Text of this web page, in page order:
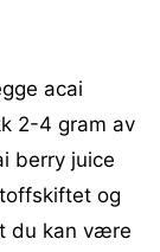
acai
2-4 gram av
berry juice
og
du kan være